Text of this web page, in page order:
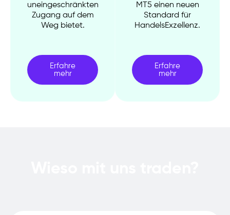
uneingeschränkten
Zugang auf dem
Weg bietet.
Erfahre
mehr
MT5 einen neuen
Standard für
HandelsExzellenz.
Erfahre
mehr